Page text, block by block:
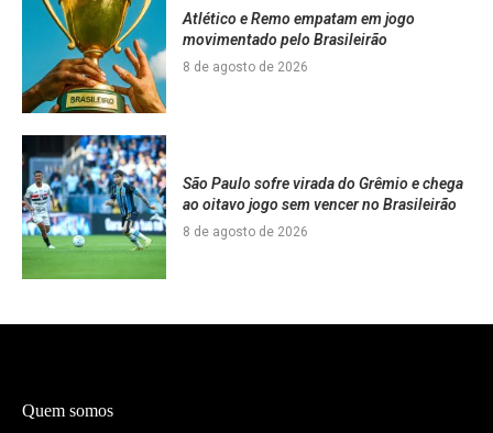
Atlético e Remo empatam em jogo
movimentado pelo Brasileirão
8 de agosto de 2026
São Paulo sofre virada do Grêmio e chega
ao oitavo jogo sem vencer no Brasileirão
8 de agosto de 2026
Quem somos